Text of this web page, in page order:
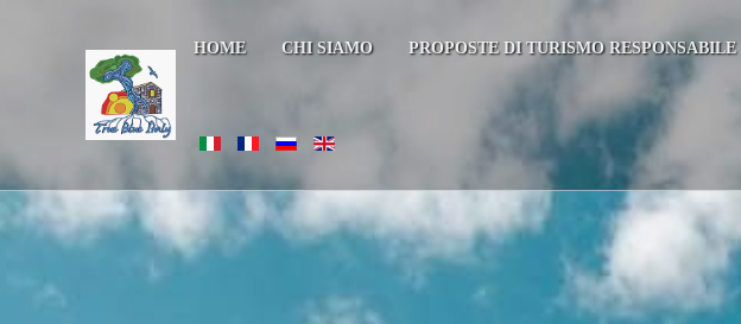
HOME CHI SIAMO PROPOSTE DI TURISMO RESPONSABILE